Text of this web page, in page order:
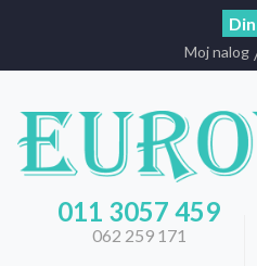
Din
Moj nalog
011 3057 459
062 259 171